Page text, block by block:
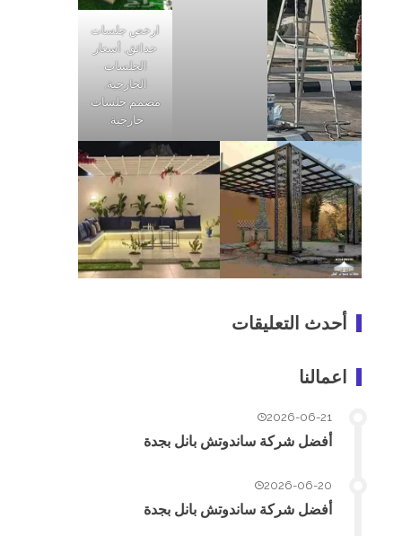
ارخص جلسات
حدائق, أسعار
الجلسات
الخارجية,
مصمم جلسات
خارجية,
أحدث التعليقات
اعمالنا
2026-06-21
أفضل شركة ساندوتش بانل بجدة
2026-06-20
أفضل شركة ساندوتش بانل بجدة